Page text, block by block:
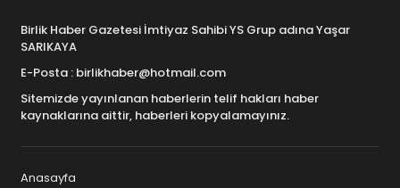
Birlik Haber Gazetesi İmtiyaz Sahibi YS Grup adına Yaşar
SARIKAYA
E-Posta : birlikhaber@hotmail.com
Sitemizde yayınlanan haberlerin telif hakları haber
kaynaklarına aittir, haberleri kopyalamayınız.
Anasayfa